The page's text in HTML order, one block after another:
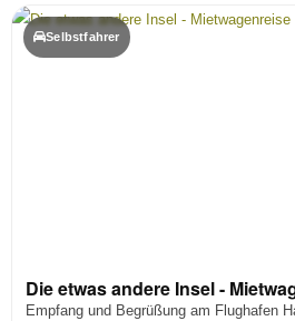
Selbstfahrer
Die etwas andere Insel -
Empfang und Begrüßung am Flughafen